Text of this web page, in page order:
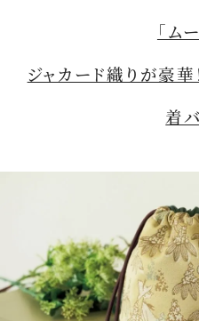
「ム
ジャカード織りが豪
着